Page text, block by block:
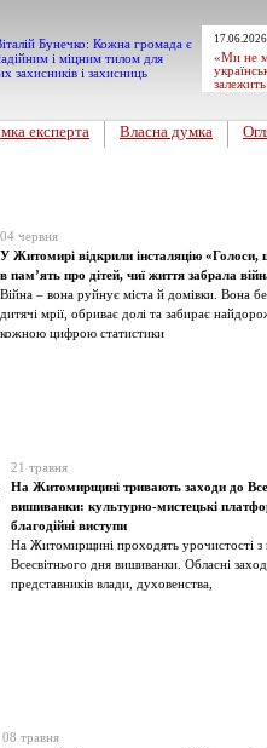
«Ми не
експерта Власна думка
04 червня
У Житомирі відкрили інсталяцію
в пам’ять про дітей, чиї життя забрала
Війна – вона руйнує міста й домівки. Вона
дитячі мрії, обриває долі та забирає
кожною цифрою статистики
21 травня
На Житомирщині тривають заходи до
вишиванки: культурно-мистецькі
благодійні виступи
На Житомирщині проходять урочистості з
Всесвітнього дня вишиванки. Обласні
представників влади, духовенства,
08 травня